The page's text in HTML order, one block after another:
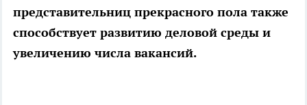
представительниц прекрасного пола также
способствует развитию деловой среды и
увеличению числа вакансий.